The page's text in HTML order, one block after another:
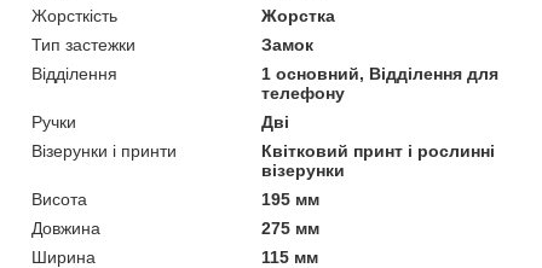
Жорсткість
Жорстка
Тип застежки
Замок
Відділення
1 основний, Відділення для
телефону
Ручки
Дві
Візерунки і принти
Квітковий принт і рослинні
візерунки
Висота
195 мм
Довжина
275 мм
Ширина
115 мм